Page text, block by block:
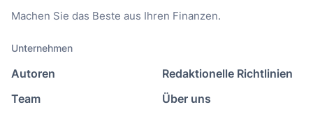
Machen Sie das Beste aus Ihren Finanzen.
Unternehmen
Autoren
Team
Redaktionelle Richtlinien
Über uns